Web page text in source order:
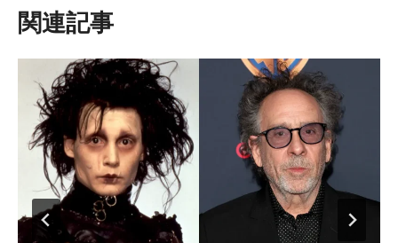
ョ
ン
類似投稿